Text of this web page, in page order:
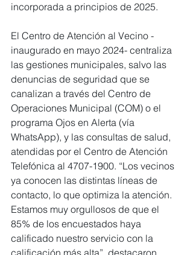
incorporada a principios de 2025.
El Centro de Atención al Vecino -
inaugurado en mayo 2024- centraliza
las gestiones municipales, salvo las
denuncias de seguridad que se
canalizan a través del Centro de
Operaciones Municipal (COM) o el
programa Ojos en Alerta (vía
WhatsApp), y las consultas de salud,
atendidas por el Centro de Atención
Telefónica al 4707-1900. “Los vecinos
ya conocen las distintas líneas de
contacto, lo que optimiza la atención.
Estamos muy orgullosos de que el
85% de los encuestados haya
calificado nuestro servicio con la